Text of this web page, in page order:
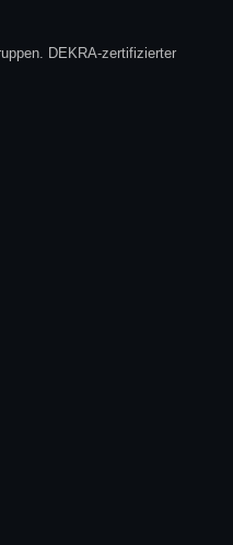
DEKRA-zertifizierter